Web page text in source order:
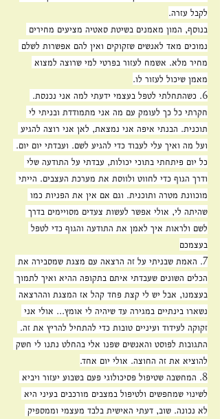
לקבל עזרה.
בנוסף, המון מאמנים בשיטת סאטיה מציעים מחירים
נמוכים מאד לאנשים שזקוקים ואין להם אפשרות לשלם
מחיר מלא. אשמח לעזור בפרטי למי שרוצה למצוא
מאמן שיכול לעזור לו.
6. כשהתחלתי לטפל בעצמי ידעתי למה אני נכנסת.
חקרתי כל כך לעומק עם מה אני מתמודדת ובניתי לי
תוכנית. הבנתי איפה אני נמצאת, לאן אני רוצה להגיע
ועל מה ואיך עלי לעבוד כדי להגיע לשם. ועבדתי יום יום.
כל יום פיתחתי בתוכי יכולות, עבדתי על התודעה שלי
ודרך הגוף כדי לחווט ולווסת את מערכת העצבים. הייתי
מוכוונת מטרה ותוכנית. וגם אם אין את הפניות כמו
שהיתה לי, אולי אפשר לעשות צעדים מסויימים בדרך
לשם ולראות איך לאמן את התודעה והגוף כדי לטפל
בעצמכם
7. האמת שבניתי על זה הרצאה עם מצגת שמסבירה את
הכלים השונים שעבדתי איתם בתקופה ההיא ואיך לתמוך
בעצמנו, אבל יש לי קצת פחד קהל אז המצגת וההרצאה
נשארו בינתיים במגירה עד שיהיה לי אומץ... אולי אני
זקוקה לעידוד ועיניים טובות כדי להתחיל להריץ את זה.
התגובות לפוסט והאנשים שפנו אלי בהחלט נתנו לי חשק
להוציא את זה החוצה. אולי יום אחד.
8. המחשבה שטיפול פסיכולוגי פעם בשבוע יעזור ויביא
לשינוי שמחפשים ולטיפול במצבים מורכבים בעיני היא
לא נכונה. שוב, דעתי האישית בלבד מעצמי וממספיק